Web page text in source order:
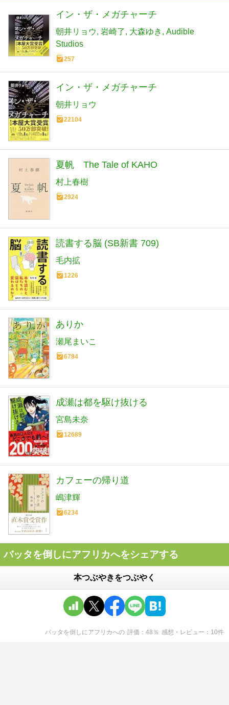
イン・ザ・メガチャーチ
朝井リョウ 岩崎了 大森ゆき
Audible
Studios
257
イン・ザ・メガチャーチ
朝井リョウ
22104
夏帆 The Tale of KAHO
村上春樹
2924
読書する脳 (SB新書 709)
毛内拡
1226
ありか
瀬尾まいこ
6784
成瀬は都を駆け抜ける
宮島未奈
12689
カフェーの帰り道
嶋津輝
6234
バッタを倒しにアフリカへをシェアする
本つぶやきをつぶやく
バッタを倒しにアフリカへの 評価 48 ％ 感想・レビュー 10件